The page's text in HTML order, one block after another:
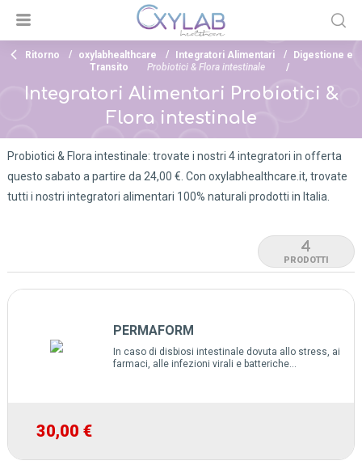
Ritorno oxylabhealthcare Integratori Alimentari
Digestione e
Transito
Probiotici & Flora intestinale
Integratori Alimentari Probiotici &
Flora intestinale
Probiotici & Flora intestinale: trovate i nostri 4 integratori in offerta
questo sabato a partire da 24,00 €. Con oxylabhealthcare.it, trovate
tutti i nostri integratori alimentari 100% naturali prodotti in Italia.
4
PRODOTTI
PERMAFORM
In caso di disbiosi intestinale dovuta allo stress, ai
farmaci, alle infezioni virali e batteriche...
30,00 €